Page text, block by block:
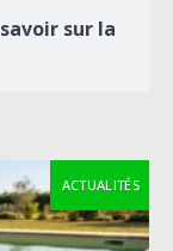
sur la
ACTUALITÉS